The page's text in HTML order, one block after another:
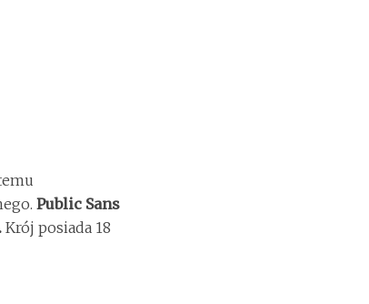
Public Sans
Krój posiada 18